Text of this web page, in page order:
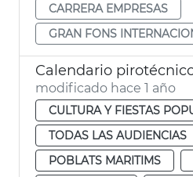
CARRERA EMPRESAS
GRAN FONS
modificado hace 1 año
CULTURA Y FIESTAS
TODAS LAS AUDIENCIAS
POBLATS MARITIMS